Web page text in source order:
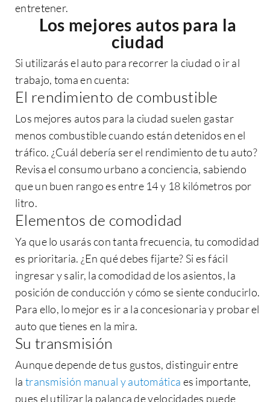
entretener.
Los mejores autos para la
ciudad
Si utilizarás el auto para recorrer la ciudad o ir al
trabajo, toma en cuenta:
El rendimiento de combustible
Los mejores autos para la ciudad suelen gastar
menos combustible cuando están detenidos en el
tráfico. ¿Cuál debería ser el rendimiento de tu auto?
Revisa el consumo urbano a conciencia, sabiendo
que un buen rango esentre 14 y 18 kilómetros por
litro.
Elementos de comodidad
Ya que lo usarás con tanta frecuencia, tu comodidad
es prioritaria. ¿En qué debes fijarte? Si es fácil
ingresar y salir, la comodidad de los asientos, la
posición de conducción y cómo se siente conducirlo.
Para ello, lo mejor es ir a la concesionaria y probar el
auto que tienes en la mira.
Su transmisión
Aunque depende de tus gustos, distinguir entre
la transmisión manual y automática es importante,
pues el utilizar la palanca de velocidades puede